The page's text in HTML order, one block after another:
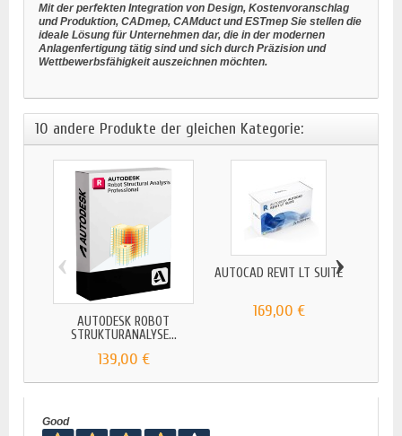
Mit der perfekten Integration von Design, Kostenvoranschlag
und Produktion, CADmep, CAMduct und ESTmep Sie stellen die
ideale Lösung für Unternehmen dar, die in der modernen
Anlagenfertigung tätig sind und sich durch Präzision und
Wettbewerbsfähigkeit auszeichnen möchten.
10 andere Produkte der gleichen Kategorie:
AUTODESK ROBOT
STRUKTURANALYSE...
139,00 €
AUTOCAD REVIT LT SUITE
169,00 €
‹ ›
Good